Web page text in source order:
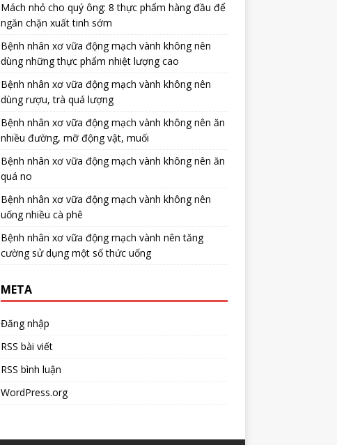
Mách nhỏ cho quý ông: 8 thực phẩm hàng đầu để
ngăn chặn xuất tinh sớm
Bệnh nhân xơ vữa động mạch vành không nên
dùng những thực phẩm nhiệt lượng cao
Bệnh nhân xơ vữa động mạch vành không nên
dùng rượu, trà quá lượng
Bệnh nhân xơ vữa động mạch vành không nên ăn
nhiều đường, mỡ động vật, muối
Bệnh nhân xơ vữa động mạch vành không nên ăn
quá no
Bệnh nhân xơ vữa động mạch vành không nên
uống nhiều cà phê
Bệnh nhân xơ vữa động mạch vành nên tăng
cường sử dụng một số thức uống
META
Đăng nhập
RSS bài viết
RSS bình luận
WordPress.org